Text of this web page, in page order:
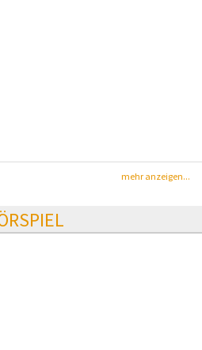
mehr anzeigen...